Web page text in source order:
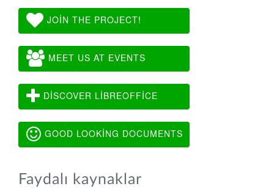
JOIN THE PROJECT!
MEET US AT EVENTS
DISCOVER LIBREOFFICE
GOOD LOOKING DOCUMENTS
Faydalı kaynaklar